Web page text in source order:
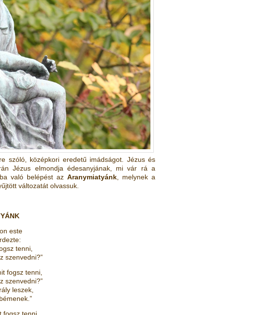
szóló, középkori eredetű imádságot. Jézus és
Jézus elmondja édesanyjának, mi vár rá a
való belépést az Aranymiatyánk , melynek a
változatát olvassuk.
este
tenni,
szenvedni?”
fogsz tenni,
szenvedni?”
leszek,